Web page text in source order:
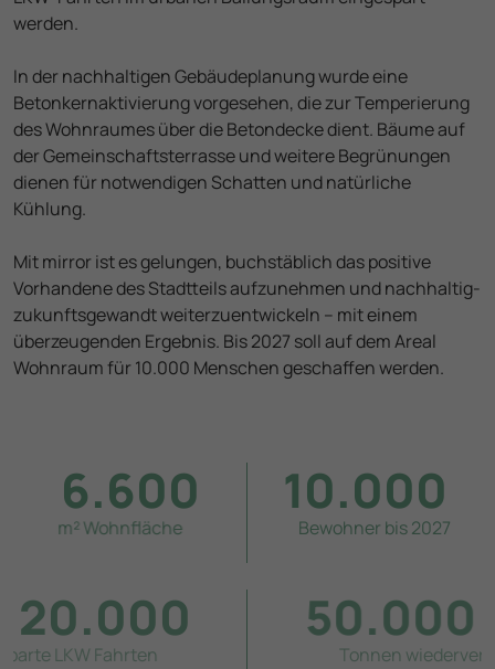
werden.
In der nachhaltigen Gebäudeplanung wurde eine
Betonkernaktivierung vorgesehen, die zur Temperierung
des Wohnraumes über die Betondecke dient. Bäume auf
der Gemeinschaftsterrasse und weitere Begrünungen
dienen für notwendigen Schatten und natürliche
Kühlung.
Mit mirror ist es gelungen, buchstäblich das positive
Vorhandene des Stadtteils aufzunehmen und nachhaltig-
zukunftsgewandt weiterzuentwickeln – mit einem
überzeugenden Ergebnis. Bis 2027 soll auf dem Areal
Wohnraum für 10.000 Menschen geschaffen werden.
6.600
m² Wohnfläche
10.000
Bewohner bis 2027
20.000
LKW Fahrten
50.000
Tonnen